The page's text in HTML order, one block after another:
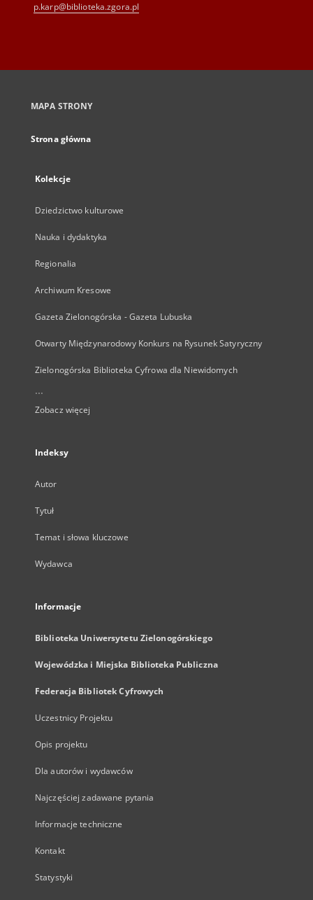
p.karp@biblioteka.zgora.pl
MAPA STRONY
Strona główna
Kolekcje
Dziedzictwo kulturowe
Nauka i dydaktyka
Regionalia
Archiwum Kresowe
Gazeta Zielonogórska - Gazeta Lubuska
Otwarty Międzynarodowy Konkurs na Rysunek Satyryczny
Zielonogórska Biblioteka Cyfrowa dla Niewidomych
...
Zobacz więcej
Indeksy
Autor
Tytuł
Temat i słowa kluczowe
Wydawca
Informacje
Biblioteka Uniwersytetu Zielonogórskiego
Wojewódzka i Miejska Biblioteka Publiczna
Federacja Bibliotek Cyfrowych
Uczestnicy Projektu
Opis projektu
Dla autorów i wydawców
Najczęściej zadawane pytania
Informacje techniczne
Kontakt
Statystyki